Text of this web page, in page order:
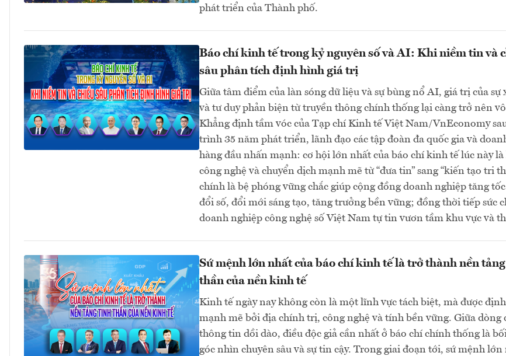
phát triển của Thành phố.
Báo chí kinh tế trong kỷ nguyên số và AI: Khi niềm tin và
sâu phân tích định hình giá trị
Giữa tâm điểm của làn sóng dữ liệu và sự bùng nổ AI, giá trị của sự
và tư duy phản biện từ truyền thông chính thống lại càng trở nên
Khẳng định tầm vóc của Tạp chí Kinh tế Việt Nam/VnEconomy
trình 35 năm phát triển, lãnh đạo các tập đoàn đa quốc gia và
hàng đầu nhấn mạnh: cơ hội lớn nhất của báo chí kinh tế lúc này là
công nghệ và chuyển dịch mạnh mẽ từ “đưa tin” sang “kiến tạo tri
chính là bệ phóng vững chắc giúp cộng đồng doanh nghiệp tăng
đổi số, đổi mới sáng tạo, tăng trưởng bền vững; đồng thời tiếp sức
doanh nghiệp công nghệ số Việt Nam tự tin vươn tầm khu vực và
Sứ mệnh lớn nhất của báo chí kinh tế là trở thành nền
thần của nền kinh tế
Kinh tế ngày nay không còn là một lĩnh vực tách biệt, mà được
mạnh mẽ bởi địa chính trị, công nghệ và tính bền vững. Giữa dòng
thông tin dồi dào, điều độc giả cần nhất ở báo chí chính thống là
góc nhìn chuyên sâu và sự tin cậy. Trong giai đoạn tới, sứ mệnh lớn